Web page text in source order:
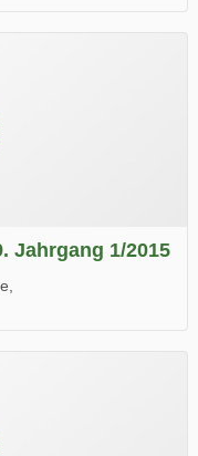
Jahrgang 1/2015